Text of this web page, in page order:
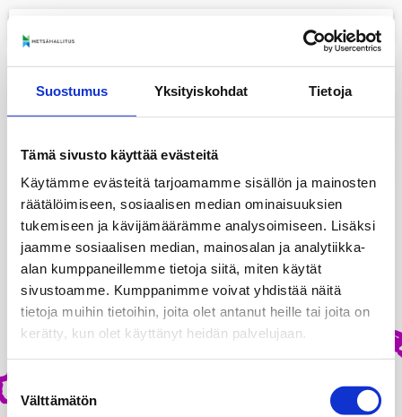
Suostumus Yksityiskohdat Tietoja
Tämä sivusto käyttää evästeitä
Käytämme evästeitä tarjoamamme sisällön ja mainosten
räätälöimiseen, sosiaalisen median ominaisuuksien
tukemiseen ja kävijämäärämme analysoimiseen. Lisäksi
jaamme sosiaalisen median, mainosalan ja analytiikka-
alan kumppaneillemme tietoja siitä, miten käytät
sivustoamme. Kumppanimme voivat yhdistää näitä
tietoja muihin tietoihin, joita olet antanut heille tai joita on
kerätty, kun olet käyttänyt heidän palvelujaan.
Suostumuksen
valinta
Välttämätön
+